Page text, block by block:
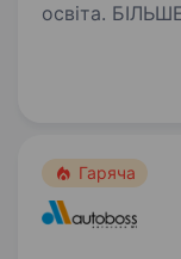
освіта. БІЛЬШЕ 25 РОКІВ ПРАЦЮЄМО
хист як до
Гаряча